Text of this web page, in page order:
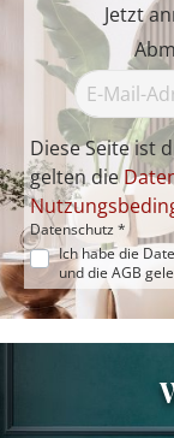
Jetzt
Diese Seite ist
gelten die
Datenschutz *
Ich habe die
und die AGB